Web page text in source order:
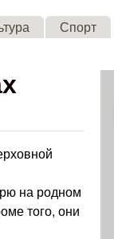
Спорт
на родном
того, они